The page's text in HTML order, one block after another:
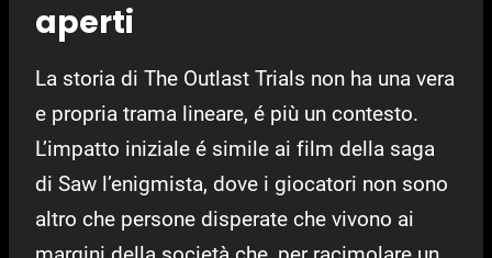
aperti
La storia di The Outlast Trials non ha una vera
e propria trama lineare, é più un contesto.
L’impatto iniziale é simile ai film della saga
di Saw l’enigmista, dove i giocatori non sono
altro che persone disperate che vivono ai